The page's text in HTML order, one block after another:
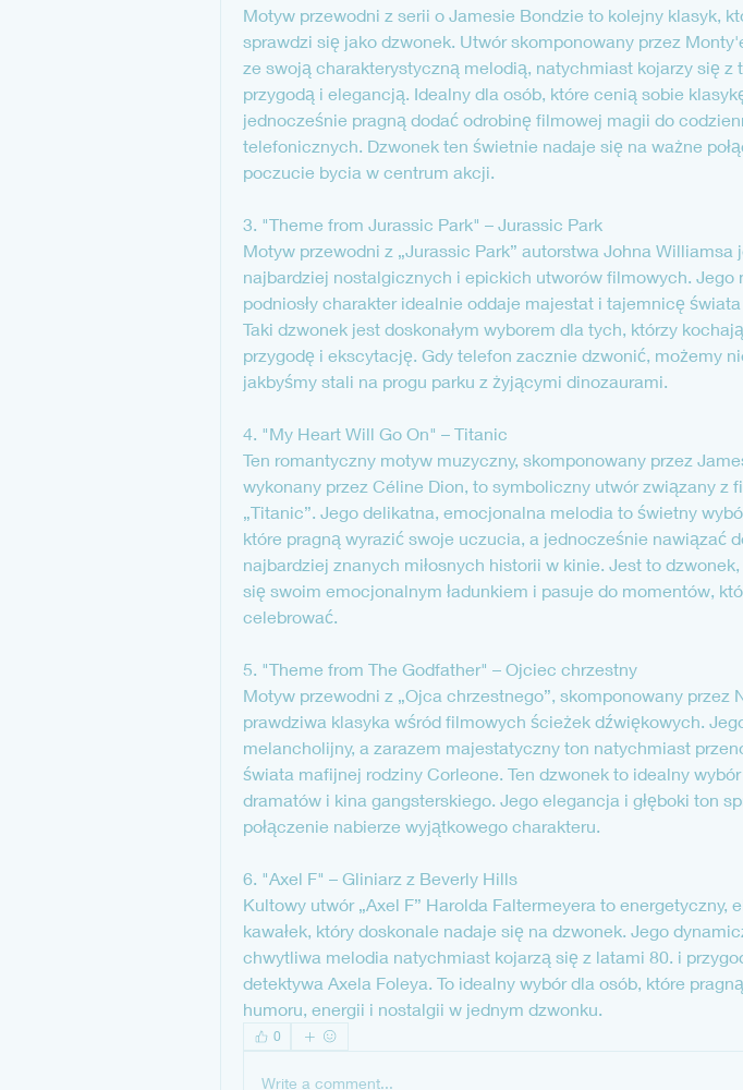
Motyw przewodni z serii o Jamesie Bondzie to kolejny klasyk,
sprawdzi się jako dzwonek. Utwór skomponowany przez
ze swoją charakterystyczną melodią, natychmiast kojarzy się z
przygodą i elegancją. Idealny dla osób, które cenią sobie
jednocześnie pragną dodać odrobinę filmowej magii do
telefonicznych. Dzwonek ten świetnie nadaje się na ważne
poczucie bycia w centrum akcji.
3. "Theme from Jurassic Park" – Jurassic Park
Motyw przewodni z „Jurassic Park” autorstwa Johna Williamsa
najbardziej nostalgicznych i epickich utworów filmowych. Jego
podniosły charakter idealnie oddaje majestat i tajemnicę
Taki dzwonek jest doskonałym wyborem dla tych, którzy
przygodę i ekscytację. Gdy telefon zacznie dzwonić, możemy
jakbyśmy stali na progu parku z żyjącymi dinozaurami.
4. "My Heart Will Go On" – Titanic
Ten romantyczny motyw muzyczny, skomponowany przez
wykonany przez Céline Dion, to symboliczny utwór związany z
„Titanic”. Jego delikatna, emocjonalna melodia to świetny
które pragną wyrazić swoje uczucia, a jednocześnie nawiązać
najbardziej znanych miłosnych historii w kinie. Jest to
się swoim emocjonalnym ładunkiem i pasuje do momentów,
celebrować.
5. "Theme from The Godfather" – Ojciec chrzestny
Motyw przewodni z „Ojca chrzestnego”, skomponowany przez
prawdziwa klasyka wśród filmowych ścieżek dźwiękowych.
melancholijny, a zarazem majestatyczny ton natychmiast
świata mafijnej rodziny Corleone. Ten dzwonek to idealny
dramatów i kina gangsterskiego. Jego elegancja i głęboki ton
połączenie nabierze wyjątkowego charakteru.
6. "Axel F" – Gliniarz z Beverly Hills
Kultowy utwór „Axel F” Harolda Faltermeyera to energetyczny,
kawałek, który doskonale nadaje się na dzwonek. Jego
chwytliwa melodia natychmiast kojarzą się z latami 80. i
detektywa Axela Foleya. To idealny wybór dla osób, które
humoru, energii i nostalgii w jednym dzwonku.
0
Write a comment...